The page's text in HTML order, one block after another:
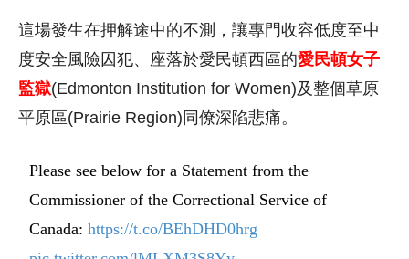
這場發生在押解途中的不測，讓專門收容低度至中
度安全風險囚犯、座落於愛民頓西區的愛民頓女子
監獄(Edmonton Institution for Women)及整個草原
平原區(Prairie Region)同僚深陷悲痛。
Please see below for a Statement from the
Commissioner of the Correctional Service of
Canada:https://t.co/BEhDHD0hrg